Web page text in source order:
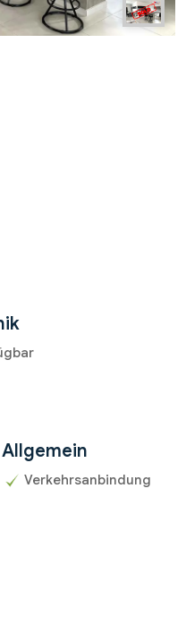
Allgemein
Verkehrsanbindung